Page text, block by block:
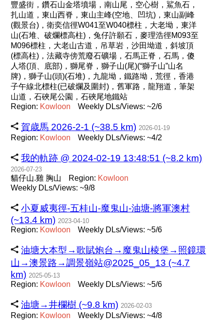
豐盛街，鑽石山金塔墳場，南山尾，空心樹，鯊魚石，
扎山道，東山西脊，東山主峰(空地、凹坑)，東山副峰
(觀景台)，衛奕信徑W041至W040標柱，大老坳，東洋
山(石堆、破爛標高柱)，兔仔許願石，麥理浩徑M093至
M096標柱，大老山古道，吊草岩，沙田坳道，斜坡頂
(標高柱)，法藏寺傍荒廢石礦場，石馬正脊，石馬，傻
人塔(頂、底部)，獅尾脊，獅子山(尾)(“獅子山”山名
牌)，獅子山(頭)(石堆)，九龍坳，鐵路坳，荒徑，香港
子午線北標柱(已破爛及圍封)，舊軍路，龍翔道，筆架
山道，石硤尾公園，石硤尾地鐵站
Region: Kowloon Weekly DLs/Views: ~2/6
賀歳馬 2026-2-1 (~38.5 km) 2026-01-19
Region: Kowloon Weekly DLs/Views: ~4/2
我的軌跡 @ 2024-02-19 13:48:51 (~8.2 km)
2026-07-23
貓仔山.雞 胸山 Region: Kowloon
Weekly DLs/Views: ~9/8
小夏威夷徑-五桂山-魔鬼山-油塘-將軍澳村
(~13.4 km) 2023-04-10
Region: Kowloon Weekly DLs/Views: ~5/6
油塘大本型→歌賦炮台→魔鬼山棱堡→照鏡環
山→澳景路→調景嶺站@2025_05_13 (~4.7
km) 2025-05-13
Region: Kowloon Weekly DLs/Views: ~5/6
油塘→井欄樹 (~9.8 km) 2026-02-03
Region: Kowloon Weekly DLs/Views: ~4/8